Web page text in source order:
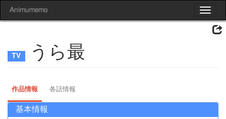
Toggle
Animumemo
うら最
作品情報 各話情報
基本情報